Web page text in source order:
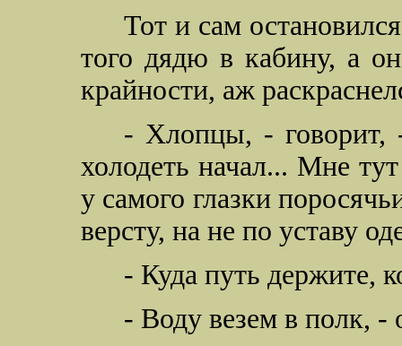
Тот и сам
того дядю в кабину, а
крайности, аж
- Хлопцы, - говорит,
холодеть начал... Мне
у самого глазки
версту, на не по уставу
- Куда путь держите,
- Воду везем в полк, -